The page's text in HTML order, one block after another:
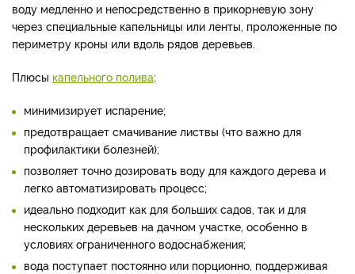
воду медленно и непосредственно в прикорневую зону
через специальные капельницы или ленты, проложенные по
периметру кроны или вдоль рядов деревьев.
Плюсы капельного полива:
минимизирует испарение;
предотвращает смачивание листвы (что важно для
профилактики болезней);
позволяет точно дозировать воду для каждого дерева и
легко автоматизировать процесс;
идеально подходит как для больших садов, так и для
нескольких деревьев на дачном участке, особенно в
условиях ограниченного водоснабжения;
вода поступает постоянно или порционно, поддерживая